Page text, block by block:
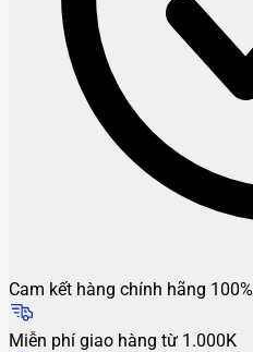
Cam kết hàng chính hãng 100%
Miễn phí giao hàng từ 1.000K